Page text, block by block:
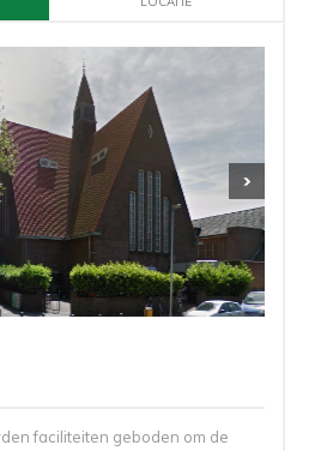
faciliteiten geboden om de